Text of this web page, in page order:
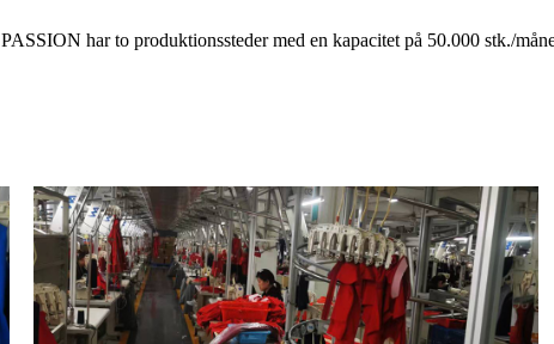
PASSION har to produktionssteder med en kapacitet på 50.000 stk./